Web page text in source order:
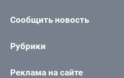
Сообщить новость
Рубрики
Реклама на сайте